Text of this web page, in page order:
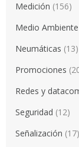
Medición (156)
Medio Ambiente
Neumáticas (13)
Promociones
Redes y
Seguridad (12)
Señalización (17)